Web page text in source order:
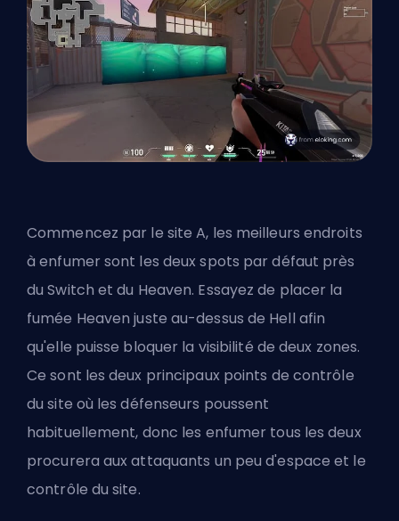
Commencez par le site A, les meilleurs endroits
à enfumer sont les deux spots par défaut près
du Switch et du Heaven. Essayez de placer la
fumée Heavenjuste au-dessus de Hell afin
qu'elle puisse bloquer la visibilité de deux zones.
Ce sont les deux principaux points de contrôle
du site où les défenseurs poussent
habituellement, donc les enfumer tous les deux
procurera aux attaquants un peu d'espace et le
contrôle du site.